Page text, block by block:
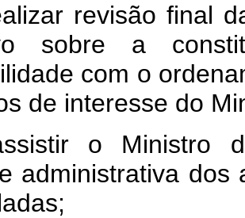
revisão final
sobre a
com o
de interesse do
o Ministro
administrativa